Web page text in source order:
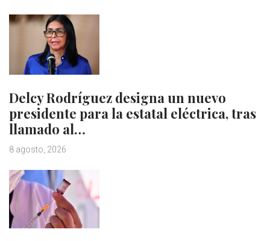
Delcy Rodríguez designa un nuevo
presidente para la estatal eléctrica, tras
llamado al…
8 agosto, 2026